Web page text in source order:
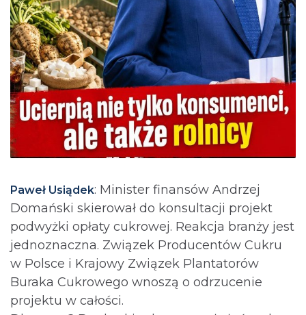
Paweł Usiądek: Minister finansów Andrzej
Domański skierował do konsultacji projekt
podwyżki opłaty cukrowej. Reakcja branży jest
jednoznaczna. Związek Producentów Cukru
w Polsce i Krajowy Związek Plantatorów
Buraka Cukrowego wnoszą o odrzucenie
projektu w całości.